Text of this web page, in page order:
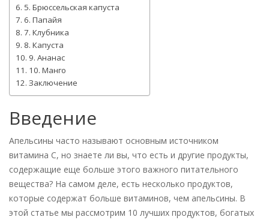
5. Брюссельская капуста
6. Папайя
7. Клубника
8. Капуста
9. Ананас
10. Манго
Заключение
Введение
Апельсины часто называют основным источником
витамина С, но знаете ли вы, что есть и другие продукты,
содержащие еще больше этого важного питательного
вещества? На самом деле, есть несколько продуктов,
которые содержат больше витаминов, чем апельсины. В
этой статье мы рассмотрим 10 лучших продуктов, богатых